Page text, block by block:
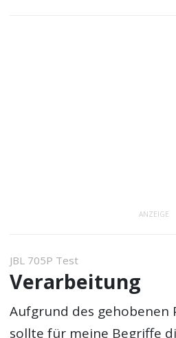
ANZEIGE
JBL 705P Test
Verarbeitung
Aufgrund des gehobenen
sollte für meine Begriffe